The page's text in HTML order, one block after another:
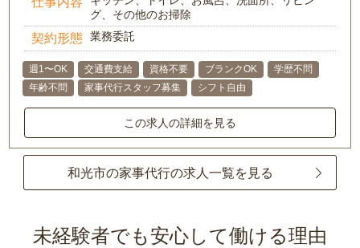
グ、その他のお掃除
契約形態 業務委託
週1〜OK 交通費支給 資格不要 ブランクOK
学歴不問
年齢不問
家事代行スタッフ募集 シフト自由
この求人の詳細を見る
和光市の家事代行の求人一覧を見る
未経験者でも安心して働ける理由